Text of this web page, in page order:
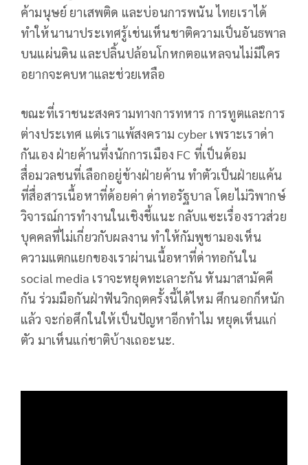
ค้ามนุษย์ ยาเสพติด และบ่อนการพนัน ไทยเราได้
ทำให้นานาประเทศรู้เช่นเห็นชาติความเป็นอันธพาล
บนแผ่นดิน และปลิ้นปล้อนโกหกตอแหลจนไม่มีใคร
อยากจะคบหาและช่วยเหลือ
ขณะที่เราชนะสงครามทางการทหาร การทูตและการ
ต่างประเทศ แต่เราแพ้สงคราม cyber เพราะเราด่า
กันเอง ฝ่ายค้านทึ่งนักการเมือง FC ที่เป็นด้อม
สื่อมวลชนที่เลือกอยู่ข้างฝ่ายค้าน ทำตัวเป็นฝ่ายแค้น
ที่สื่อสารเนื้อหาที่ด้อยค่า ด่าทอรัฐบาล โดยไม่วิพากษ์
วิจารณ์การทำงานในเชิงชี้แนะ กลับแซะเรื่องราวส่วย
บุคคลที่ไม่เกี่ยวกับผลงาน ทำให้กัมพูชามองเห็น
ความแตกแยกของเราผ่านเนื้อหาที่ด่าทอกันใน
social media เราจะหยุดทะเลาะกัน หันมาสามัคคี
กัน ร่วมมือกันฝ่าฟันวิกฤตครั้งนี้ได้ไหม ศึกนอกก็หนัก
แล้ว จะก่อศึกในให้เป็นปัญหาอีกทำไม หยุดเห็นแก่
ตัว มาเห็นแก่ชาติบ้างเถอะนะ.